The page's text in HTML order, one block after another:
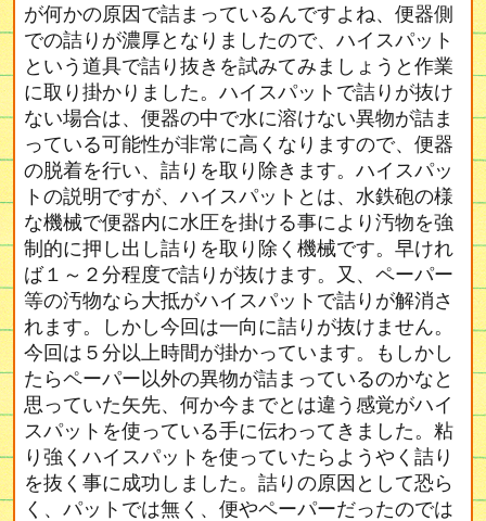
が何かの原因で詰まっているんですよね、便器側
での詰りが濃厚となりましたので、ハイスパット
という道具で詰り抜きを試みてみましょうと作業
に取り掛かりました。ハイスパットで詰りが抜け
ない場合は、便器の中で水に溶けない異物が詰ま
っている可能性が非常に高くなりますので、便器
の脱着を行い、詰りを取り除きます。ハイスパッ
トの説明ですが、ハイスパットとは、水鉄砲の様
な機械で便器内に水圧を掛ける事により汚物を強
制的に押し出し詰りを取り除く機械です。早けれ
ば１～２分程度で詰りが抜けます。又、ペーパー
等の汚物なら大抵がハイスパットで詰りが解消さ
れます。しかし今回は一向に詰りが抜けません。
今回は５分以上時間が掛かっています。もしかし
たらペーパー以外の異物が詰まっているのかなと
思っていた矢先、何か今までとは違う感覚がハイ
スパットを使っている手に伝わってきました。粘
り強くハイスパットを使っていたらようやく詰り
を抜く事に成功しました。詰りの原因として恐ら
く、パットでは無く、便やペーパーだったのでは